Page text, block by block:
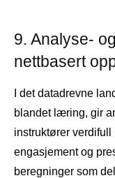
9. Analyse-
nettbasert
I det datadrevne
blandet læring, gir
instruktører
engasjement og
beregninger som